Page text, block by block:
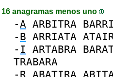
16 anagramas menos uno
-A ARBITRA
- B ARRIATA
- I ARTABRA
TRABARA
- R ABATIRA